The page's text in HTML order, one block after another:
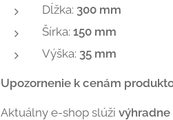
Dĺžka: 300 mm
Šírka:150 mm
Výška: 35 mm
Upozornenie k cenám
Aktuálny e-shop slúži